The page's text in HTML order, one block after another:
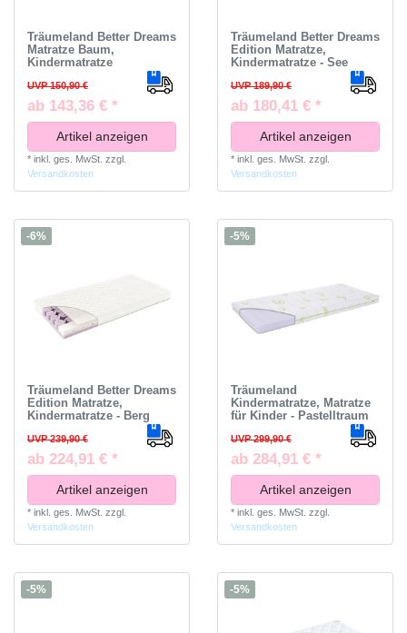
Träumeland Better Dreams
Matratze Baum,
Kindermatratze
UVP 150,90 €
ab 143,36 € *
Artikel anzeigen
* inkl. ges. MwSt. zzgl.
Versandkosten
Träumeland Better Dreams
Edition Matratze,
Kindermatratze - See
UVP 189,90 €
ab 180,41 € *
Artikel anzeigen
* inkl. ges. MwSt. zzgl.
Versandkosten
-6%
Träumeland Better Dreams
Edition Matratze,
Kindermatratze - Berg
UVP 239,90 €
ab 224,91 € *
Artikel anzeigen
* inkl. ges. MwSt. zzgl.
Versandkosten
-5%
Träumeland
Kindermatratze, Matratze
für Kinder - Pastelltraum
UVP 299,90 €
ab 284,91 € *
Artikel anzeigen
* inkl. ges. MwSt. zzgl.
Versandkosten
-5% -5%